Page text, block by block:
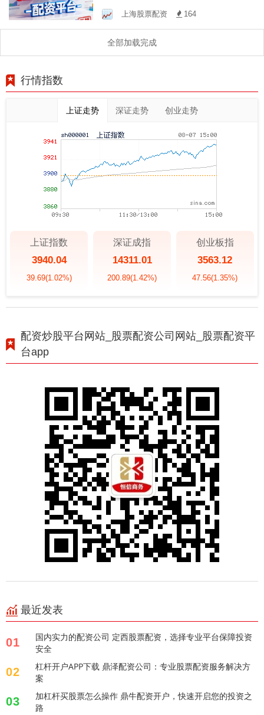
确认型账户在世界主要股市
运用实盘配资公司
上海股票配资 164
全部加载完成
行情指数
上证走势 深证走势 创业走势
上证指数
3940.04
39.69(1.02%)
深证成指
14311.01
200.89(1.42%)
创业板指
3563.12
47.56(1.35%)
配资炒股平台网站_股票配资公司网站_股票配资平
台app
最近发表
01
国内实力的配资公司 定西股票配资，选择专业平台保障投资
安全
02
杠杆开户APP下载 鼎泽配资公司：专业股票配资服务解决方
案
03
加杠杆买股票怎么操作 鼎牛配资开户，快速开启您的投资之
路